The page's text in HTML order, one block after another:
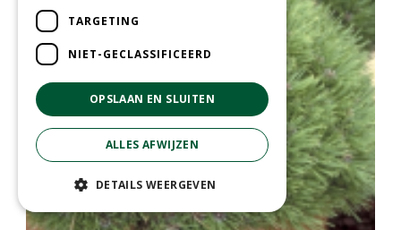
TARGETING
NIET-GECLASSIFICEERD
OPSLAAN EN SLUITEN
ALLES AFWIJZEN
DETAILS WEERGEVEN